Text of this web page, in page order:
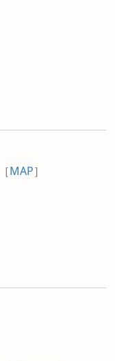
［MAP］